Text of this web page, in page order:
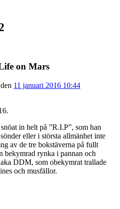
on Mars
den 11 januari 2016 10:44
in helt på ”R.I.P”, som han
eller i största allmänhet inte
av de tre bokstäverna på fullt
bekymrad rynka i pannan och
DDM, som obekymrat trallade
och musfällor.